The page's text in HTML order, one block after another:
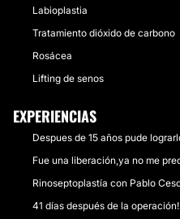
Labioplastia
Tratamiento dióxido de carbono
Rosácea
Lifting de senos
EXPERIENCIAS
Despues de 15 años pude
Fue una liberación,ya no me
Rinoseptoplastía con Pablo
41 días después de la